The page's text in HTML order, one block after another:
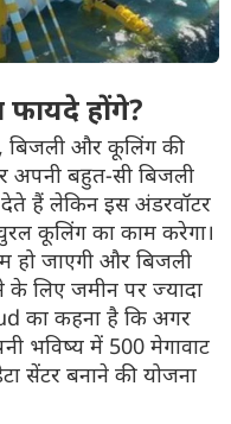
फायदे होंगे?
बिजली और कूलिंग की
अपनी बहुत-सी बिजली
देते हैं लेकिन इस अंडरवॉटर
कूलिंग का काम करेगा।
हो जाएगी और बिजली
के लिए जमीन पर ज्यादा
का कहना है कि अगर
भविष्य में 500 मेगावाट
सेंटर बनाने की योजना